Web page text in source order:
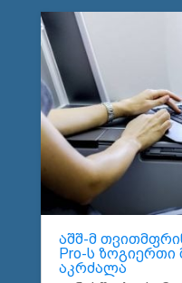
აშშ-მ
Pro-ს
აკრძალა